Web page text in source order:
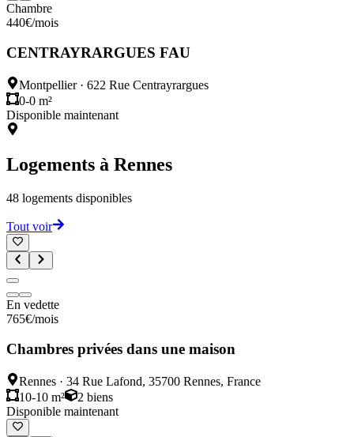
Chambre
440€/mois
CENTRAYRARGUES FAU
Montpellier· 622 Rue Centrayrargues
0-0 m²
Disponible maintenant
Logements à Rennes
48 logements disponibles
Tout voir
En vedette
765€/mois
Chambres privées dans une maison
Rennes · 34 Rue Lafond, 35700 Rennes, France
10-10 m²
2 biens
Disponible maintenant